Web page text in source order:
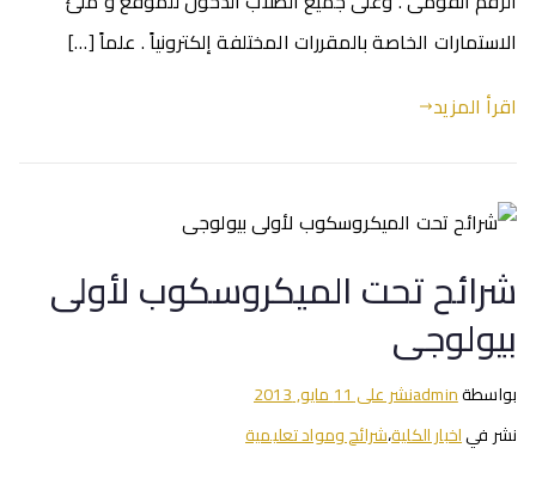
الاستمارات الخاصة بالمقررات المختلفة إلكترونياً . علماً […]
اقرأ المزيد
شرائح تحت الميكروسكوب لأولى
بيولوجى
بواسطةadminنشر على11 مايو, 2013
نشر فياخبار الكلية،شرائح ومواد تعليمية